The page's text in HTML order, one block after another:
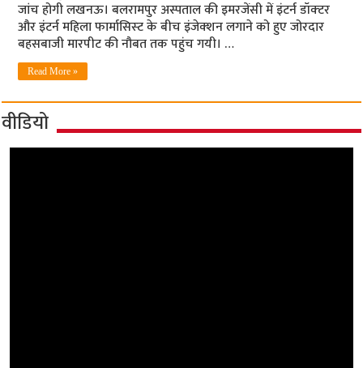
जांच होगी लखनऊ। बलरामपुर अस्पताल की इमरजेंसी में इंटर्न डॉक्‍टर
और इंटर्न महिला फार्मासिस्‍ट के बीच इंजेक्‍शन लगाने को हुए जोरदार
बहसबाजी मारपीट की नौबत तक पहुंच गयी। …
Read More »
वीडियो